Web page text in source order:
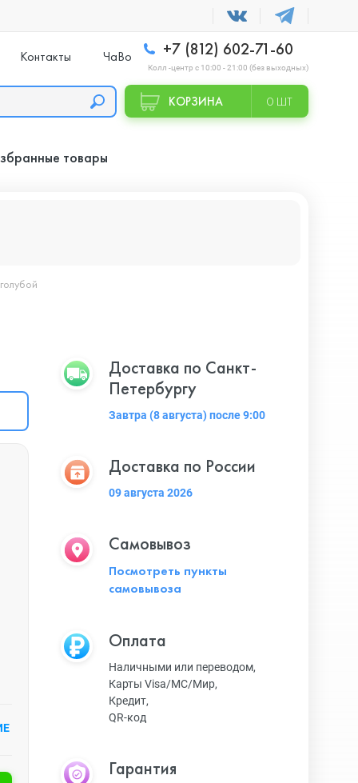
Контакты ЧаВо +7 (812) 602-71-60
Колл -центр с 10:00 - 21:00 (без выходных)
КОРЗИНА 0 ШТ
товары
Доставка по Санкт-
Петербургу
Завтра (8 августа) после 9:00
Доставка по России
09 августа 2026
Самовывоз
Посмотреть пункты
самовывоза
Оплата
Наличными или переводом,
Карты Visa/MC/Мир,
Кредит,
QR-код
Гарантия